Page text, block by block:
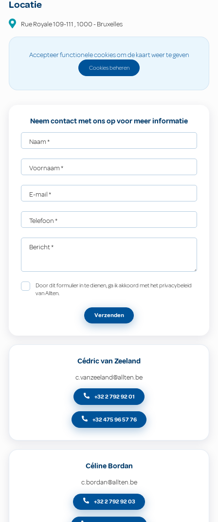
Locatie
Rue Royale109-111 ,1000-Bruxelles
Accepteer functionele cookies om de kaart weer te geven
Cookies beheren
Neem contact met ons op voor meer informatie
Naam*
Voornaam*
E-mail*
Telefoon*
Bericht*
Door dit formulier in te dienen, ga ik akkoord met het privacybeleid
van Allten.
Verzenden
Cédric van Zeeland
c.vanzeeland@allten.be
+32 2 792 92 01
+32 475 96 57 76
Céline Bordan
c.bordan@allten.be
+32 2 792 92 03